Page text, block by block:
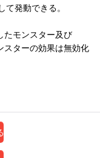
発動できる。
たモンスター及び
スターの効果は無効化